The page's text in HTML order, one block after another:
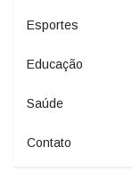
Esportes
Educação
Saúde
Contato